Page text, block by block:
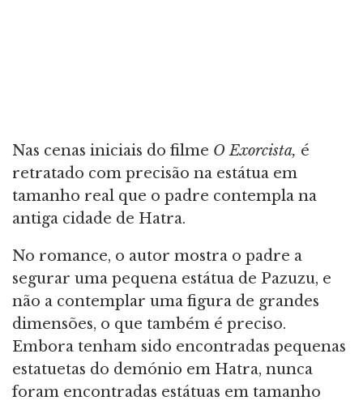
Nas cenas iniciais do filme O Exorcista, é
retratado com precisão na estátua em
tamanho real que o padre contempla na
antiga cidade de Hatra.
No romance, o autor mostra o padre a
segurar uma pequena estátua de Pazuzu, e
não a contemplar uma figura de grandes
dimensões, o que também é preciso.
Embora tenham sido encontradas pequenas
estatuetas do demónio em Hatra, nunca
foram encontradas estátuas em tamanho